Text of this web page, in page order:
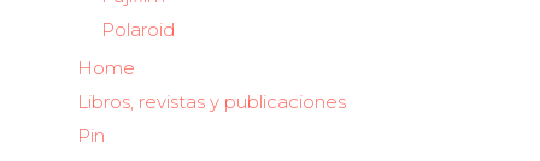
Polaroid
Home
Libros, revistas y publicaciones
Pin